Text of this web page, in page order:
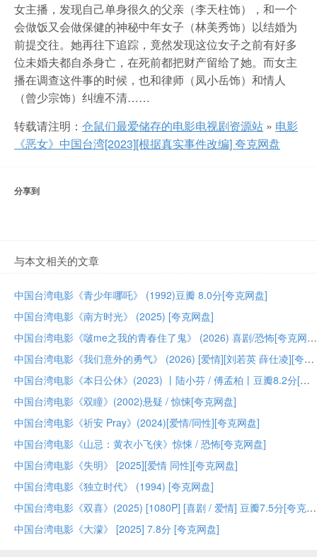
女主播，发现自己单身很久的父亲（李天柱饰），和一个
会做饭又会做保健的神秘中年女子（林美秀饰）以结婚为
前提交往。她再往下追踪，竟然发现这位女子之前有好多
位未婚夫都自杀身亡，在死前都把财产留给了她。而女主
播在调查这件事的时候，也和律师（凤小岳饰）和情人
（曾少宗饰）纠缠不清……
转载请注明： 仓鼠们最爱储存的电影电视剧资源站 » 电影
《恶女》中国台湾[2023][根据真实事件改编] 夸克网盘
分享到
与本文相关的文章
中国台湾电影《青少年哪吒》 (1992)豆瓣 8.0分[夸克网盘]
中国台湾电影《南方时光》 (2025) [夸克网盘]
中国台湾电影《啵me之我的青春住了鬼》 (2026) 喜剧/恐怖[夸克网盘]
中国台湾电影《我们意外的勇气》 (2026) [爱情][刘若英 薛仕凌][夸克网盘]
中国台湾电影《本日公休》(2023) 丨陆小芬 / 傅孟柏丨豆瓣8.2分[夸克网盘]
中国台湾电影《双瞳》(2002)悬疑 / 惊悚[夸克网盘]
中国台湾电影《祈安 Pray》(2024)[爱情/同性][夸克网盘]
中国台湾电影《山忌：黄衣小飞侠》惊悚 / 恐怖[夸克网盘]
中国台湾电影《失明》 [2025][爱情 同性][夸克网盘]
中国台湾电影《独立时代》 (1994) [夸克网盘]
中国台湾电影《双喜》(2025) [1080P] [喜剧 / 爱情] 豆瓣7.5分[夸克网盘]
中国台湾电影《大濛》 [2025] 7.8分 [夸克网盘]